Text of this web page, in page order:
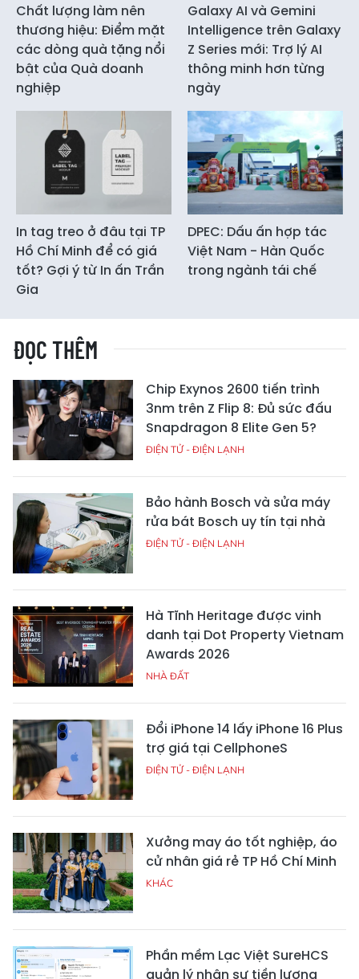
Chất lượng làm nên
thương hiệu: Điểm mặt
các dòng quà tặng nổi
bật của Quà doanh
nghiệp
Galaxy AI và Gemini
Intelligence trên Galaxy
Z Series mới: Trợ lý AI
thông minh hơn từng
ngày
In tag treo ở đâu tại TP
Hồ Chí Minh để có giá
tốt? Gợi ý từ In ấn Trần
Gia
DPEC: Dấu ấn hợp tác
Việt Nam - Hàn Quốc
trong ngành tái chế
ĐỌC THÊM
Chip Exynos 2600 tiến trình
3nm trên Z Flip 8: Đủ sức đấu
Snapdragon 8 Elite Gen 5?
ĐIỆN TỬ - ĐIỆN LẠNH
Bảo hành Bosch và sửa máy
rửa bát Bosch uy tín tại nhà
ĐIỆN TỬ - ĐIỆN LẠNH
Hà Tĩnh Heritage được vinh
danh tại Dot Property Vietnam
Awards 2026
NHÀ ĐẤT
Đổi iPhone 14 lấy iPhone 16 Plus
trợ giá tại CellphoneS
ĐIỆN TỬ - ĐIỆN LẠNH
Xưởng may áo tốt nghiệp, áo
cử nhân giá rẻ TP Hồ Chí Minh
KHÁC
Phần mềm Lạc Việt SureHCS
quản lý nhân sự tiền lương